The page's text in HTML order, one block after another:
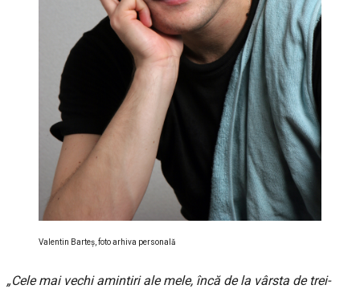
Valentin Barteș, foto arhiva personală
„Cele mai vechi amintiri ale mele, încă de la vârsta de trei-